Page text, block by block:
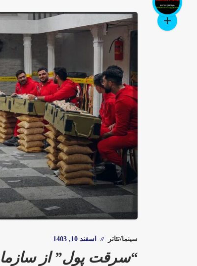
سینما/تئاتر اسفند 10, 1403
“سرقت پول” از